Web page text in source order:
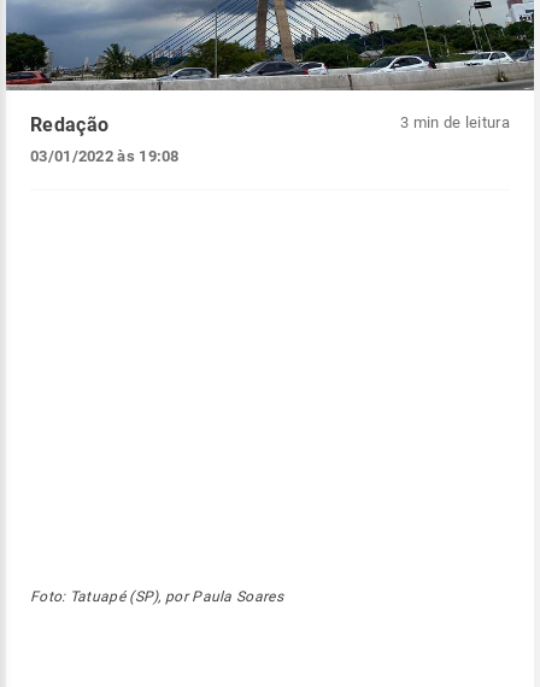
Redação
03/01/2022 às 19:08
3 min de leitura
Foto: Tatuapé (SP), por Paula Soares